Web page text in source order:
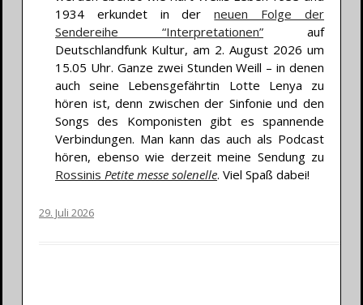
1934 erkundet in derneuen Folge der
Sendereihe “Interpretationen” auf
Deutschlandfunk Kultur, am 2. August 2026 um
15.05 Uhr. Ganze zwei Stunden Weill – in denen
auch seine Lebensgefährtin Lotte Lenya zu
hören ist, denn zwischen der Sinfonie und den
Songs des Komponisten gibt es spannende
Verbindungen. Man kann das auch als Podcast
hören, ebenso wie derzeit meine Sendung zu
Rossinis Petite messe solenelle. Viel Spaß dabei!
29. Juli 2026